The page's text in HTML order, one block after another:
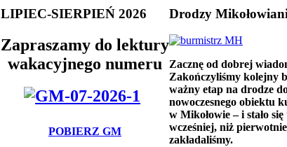
LIPIEC-SIERPIEŃ 2026
Zapraszamy do lektury
wakacyjnego numeru
POBIERZ GM
Drodzy
Zacznę od dobrej
Zakończyliśmy kolejny
ważny etap na drodze
nowoczesnego obiektu
w Mikołowie – i stało się
wcześniej, niż pierwotnie
zakładaliśmy.